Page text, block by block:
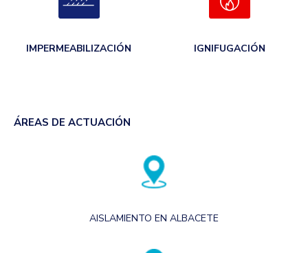
IMPERMEABILIZACIÓN IGNIFUGACIÓN
ÁREAS DE ACTUACIÓN
AISLAMIENTO EN ALBACETE